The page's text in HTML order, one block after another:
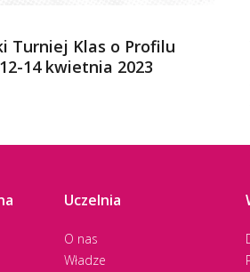
Turniej Klas o Profilu
14 kwietnia 2023
Uczelnia
O nas
Władze